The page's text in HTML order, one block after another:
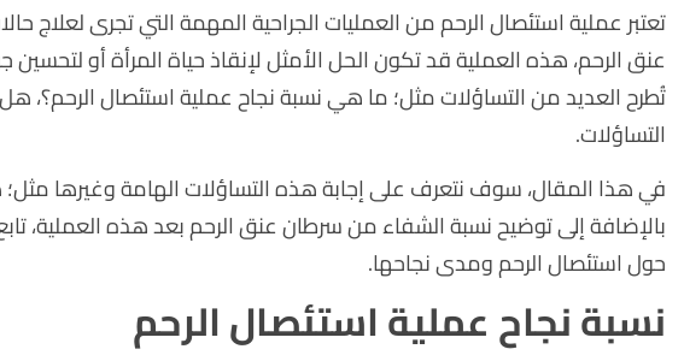
تعتبر عملية استئصال الرحم من العمليات الجراحية المهمة التي تجرى لعلاج
عنق الرحم، هذه العملية قد تكون الحل الأمثل لإنقاذ حياة المرأة أو
تُطرح العديد من التساؤلات مثل؛ ما هي نسبة نجاح عملية استئصال الرحم؟،
التساؤلات.
في هذا المقال، سوف نتعرف على إجابة هذه التساؤلات الهامة وغيرها
بالإضافة إلى توضيح نسبة الشفاء من سرطان عنق الرحم بعد هذه العملية،
حول استئصال الرحم ومدى نجاحها.
نسبة نجاح عملية استئصال الرحم